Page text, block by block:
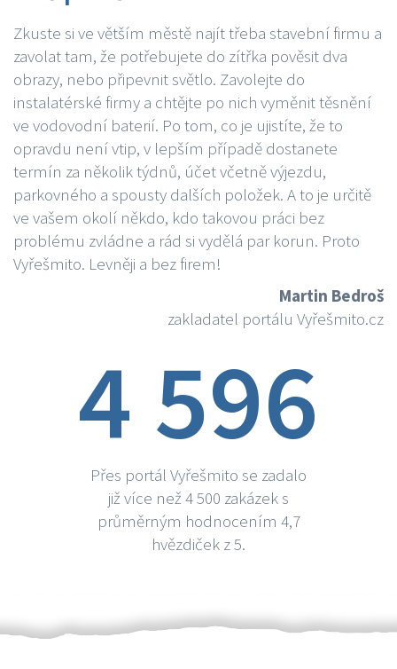
Zkuste si ve větším městě najít třeba stavební firmu a
zavolat tam, že potřebujete do zítřka pověsit dva
obrazy, nebo připevnit světlo. Zavolejte do
instalatérské firmy a chtějte po nich vyměnit těsnění
ve vodovodní baterií. Po tom, co je ujistíte, že to
opravdu není vtip, v lepším případě dostanete
termín za několik týdnů, účet včetně výjezdu,
parkovného a spousty dalších položek. A to je určitě
ve vašem okolí někdo, kdo takovou práci bez
problému zvládne a rád si vydělá par korun. Proto
Vyřešmito. Levněji a bez firem!
Martin Bedroš
zakladatel portálu Vyřešmito.cz
4 596
Přes portál Vyřešmito se zadalo
již více než 4 500 zakázek s
průměrným hodnocením 4,7
hvězdiček z 5.